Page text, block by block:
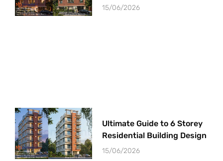
15/06/2026
Ultimate Guide to 6 Storey
Residential Building Design
15/06/2026